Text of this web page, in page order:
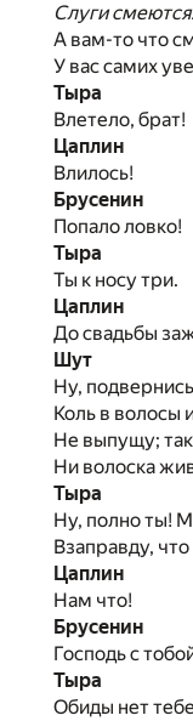
Слуги смеются.
А вам-то что
У вас самих
Тыра
Влетело, брат!
Цаплин
Влилось!
Брусенин
Попало ловко!
Тыра
Ты к носу три.
Цаплин
До свадьбы
Шут
Ну,
Коль в волосы
Не выпущу; так
Ни волоска
Тыра
Ну, полно ты!
Взаправду, что
Цаплин
Нам что!
Брусенин
Господь с
Тыра
Обиды нет